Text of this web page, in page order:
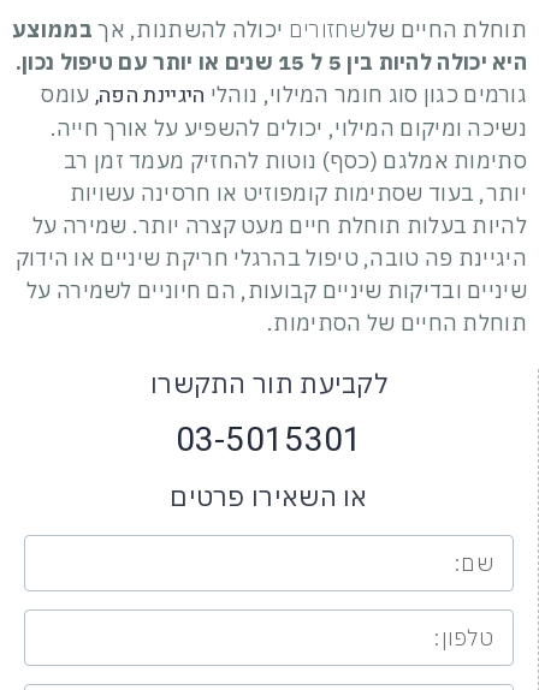
תוחלת החיים שלשחזורים יכולה להשתנות, אך בממוצע
היא יכולה להיות בין 5 ל 15 שנים או יותר עם טיפול נכון.
גורמים כגון סוג חומר המילוי, נוהלי היגיינת הפה, עומס
נשיכה ומיקום המילוי, יכולים להשפיע על אורך חייה.
סתימות אמלגם (כסף) נוטות להחזיק מעמד זמן רב
יותר, בעוד שסתימות קומפוזיט או חרסינה עשויות
להיות בעלות תוחלת חיים מעט קצרה יותר. שמירה על
היגיינת פה טובה, טיפול בהרגלי חריקת שיניים או הידוק
שיניים ובדיקות שיניים קבועות, הם חיוניים לשמירה על
תוחלת החיים של הסתימות.
לקביעת תור התקשרו
03-5015301
או השאירו פרטים